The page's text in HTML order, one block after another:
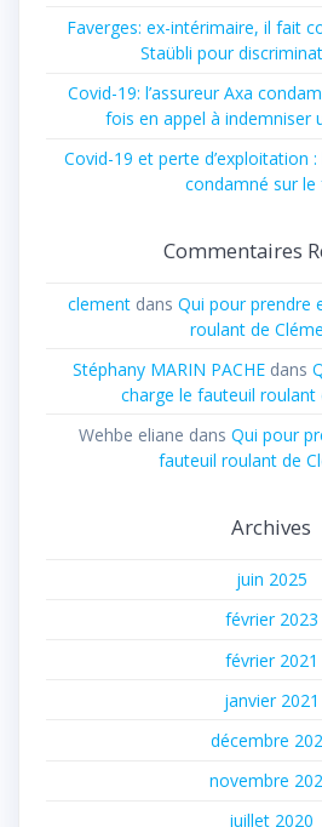
Faverges: ex-intérimaire, il fait
Staübli pour
Covid-19: l’assureur Axa
fois en appel à indemniser
Covid-19 et perte d’exploitation
condamné sur le
Commentaires
clement dans Qui pour prendre
roulant de
Stéphany MARIN PACHE dans
charge le fauteuil roulant
Wehbe eliane dans Qui pour
fauteuil roulant de
Archives
juin 2025
février 2023
février 2021
janvier 2021
décembre
novembre
juillet 2020